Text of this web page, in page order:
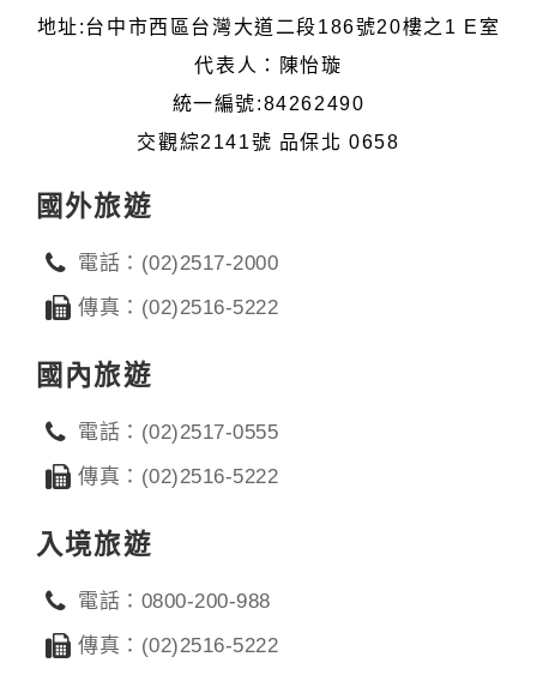
地址:台中市西區台灣大道二段186號20樓之1 E室
代表人：陳怡璇
統一編號:84262490
交觀綜2141號 品保北 0658
國外旅遊
電話：(02)2517-2000
傳真：(02)2516-5222
國內旅遊
電話：(02)2517-0555
傳真：(02)2516-5222
入境旅遊
電話：0800-200-988
傳真：(02)2516-5222